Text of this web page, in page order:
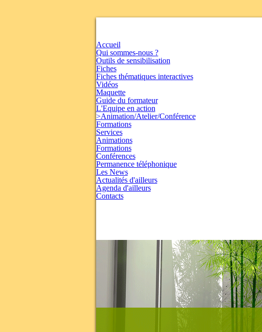
Accueil
Qui sommes-nous ?
Outils de sensibilisation
Fiches
Fiches thématiques interactives
Vidéos
Maquette
Guide du formateur
L'Equipe en action
>Animation/Atelier/Conférence
Formations
Services
Animations
Formations
Conférences
Permanence téléphonique
Les News
Actualités d'ailleurs
Agenda d'ailleurs
Contacts